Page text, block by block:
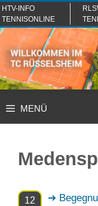
Zum
Inhalt
springen
HTV-INFO
TENNISONLINE
MENÜ
12
➔